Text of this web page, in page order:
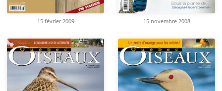
15 février 2009 15 novembre 2008